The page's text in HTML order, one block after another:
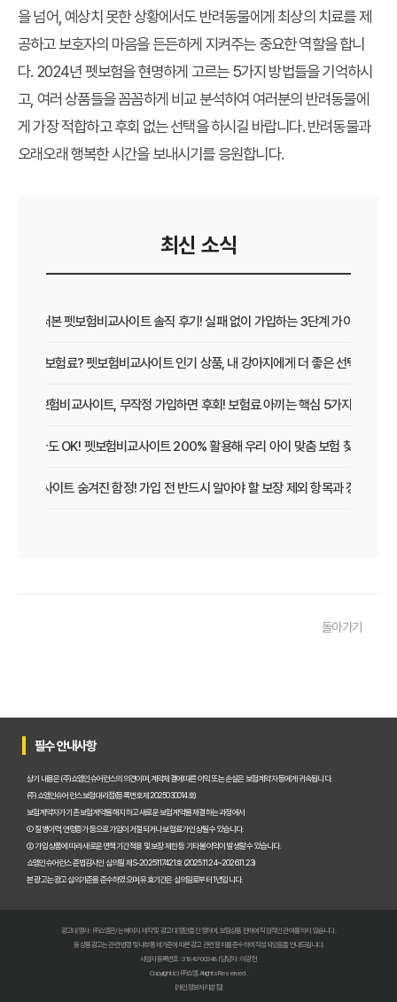
을 넘어, 예상치 못한 상황에서도 반려동물에게 최상의 치료를 제
공하고 보호자의 마음을 든든하게 지켜주는 중요한 역할을 합니
다. 2024년 펫보험을 현명하게 고르는 5가지 방법들을 기억하시
고, 여러 상품들을 꼼꼼하게 비교 분석하여 여러분의 반려동물에
게 가장 적합하고후회 없는 선택을 하시길 바랍니다. 반려동물과
오래오래 행복한 시간을 보내시기를 응원합니다.
최신 소식
직접 써본 펫보험비교사이트 솔직 후기! 실패 없이 가입하는 3단계 가이드
보장 vs 보험료? 펫보험비교사이트 인기 상품, 내 강아지에게 더 좋은 선택은?
펫보험비교사이트, 무작정 가입하면 후회! 보험료 아끼는 핵심 5가지
초보 집사도 OK! 펫보험비교사이트 200% 활용해 우리 아이 맞춤 보험 찾는 법
험비교사이트 숨겨진 함정! 가입 전 반드시 알아야 할 보장 제외 항목과 갱신 조건
펫보험비교사이트, 평점만 보고 고르면 후회? 진짜 중요한 차이점은?
펫보험비교사이트, A사와 B사 어디가 더 유리할까?
펫보험비교사이트 이용 전 필수! 놓치면 후회할 3가지 체크리스트
펫보험비교사이트, 내 반려동물에게 꼭 맞는 선택 기준은?
펫보험비교사이트 현명하게 고르는 법: 보장 범위별 주요 서비스 비교 분석
숨은 혜택까지 찾는 펫보험비교사이트 100% 활용 노하우 대공개
돌아가기
필수 안내사항
상기 내용은 (주)쇼엠인슈어런스의 의견이며, 계약체결에 따른 이익 또는 손실은 보험계약자 등에게 귀속됩니다.
(주)쇼엠인슈어런스 보험대리점(등록번호 제2025030014호)
보험계약자가 기존 보험계약을 해지하고 새로운 보험계약을 체결하는 과정에서
① 질병이력, 연령증가 등으로 가입이 거절되거나 보험료가 인상될 수 있습니다.
② 가입 상품에 따라 새로운 면책기간 적용 및 보장 제한 등 기타 불이익이 발생할 수 있습니다.
쇼엠인슈어런스 준법감시인 심의필 제S-2025117421호 (2025.11.24~2026.11.23)
본 광고는 광고심의기준을 준수하였으며, 유효기간은 심의일로부터 1년입니다.
광고대행사 : ㈜쇼엠은/는 페이지 제작 및 광고 대행만을 진행하며, 보험상품 판매에 직접적인 관여를 하지 않습니다.
동 상품광고는 관련 법령 및 내부통제기준에 따른 광고 관련 절차를 준수하여 작성되었음을 안내드립니다.
사업자등록번호 : 318-87-00348 | 담당자 : 이광헌
Copyright (c) ㈜쇼엠 All rights Reserved.
[개인정보처리방침]